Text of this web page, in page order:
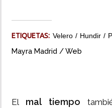
ETIQUETAS: Velero Hundir
Mayra Madrid / Web
El mal tiempo